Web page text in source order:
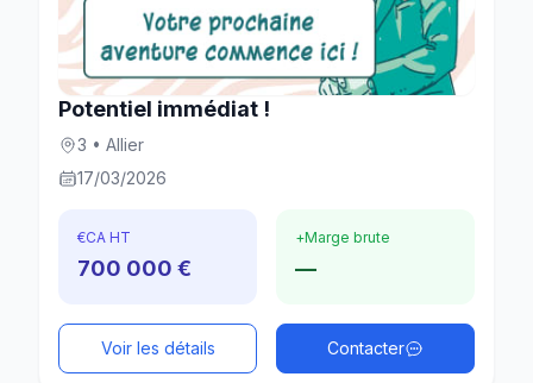
Potentiel immédiat !
3 • Allier
17/03/2026
€CA HT
700 000 €
+Marge brute
—
Voir les détails Contacter